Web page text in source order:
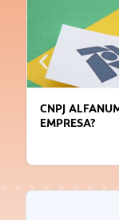
CNPJ
EMPRESA?